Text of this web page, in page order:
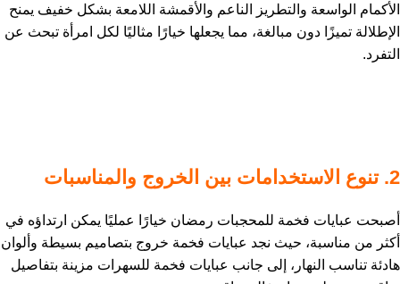
الأكمام الواسعة والتطريز الناعم والأقمشة اللامعة بشكل خفيف يمنح
الإطلالة تميزًا دون مبالغة، مما يجعلها خيارًا مثاليًا لكل امرأة تبحث عن
التفرد.
2. تنوع الاستخدامات بين الخروج والمناسبات
أصبحت عبايات فخمة للمحجبات رمضان خيارًا عمليًا يمكن ارتداؤه في
أكثر من مناسبة، حيث نجد عبايات فخمة خروج بتصاميم بسيطة وألوان
هادئة تناسب النهار، إلى جانب عبايات فخمة للسهرات مزينة بتفاصيل